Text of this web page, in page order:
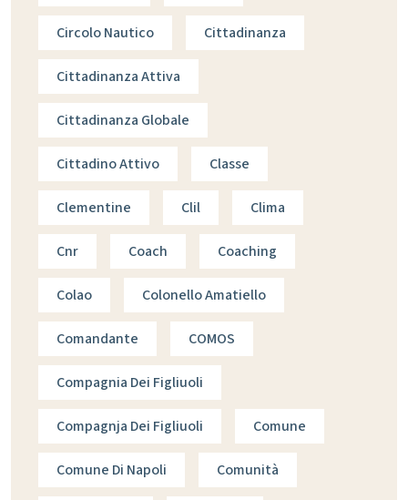
Circolo Nautico Cittadinanza
Cittadinanza Attiva
Cittadinanza Globale
Cittadino Attivo Classe
Clementine Clil Clima
Cnr Coach Coaching
Colao Colonello Amatiello
Comandante COMOS
Compagnia Dei Figliuoli
Compagnja Dei Figliuoli Comune
Comune Di Napoli Comunità